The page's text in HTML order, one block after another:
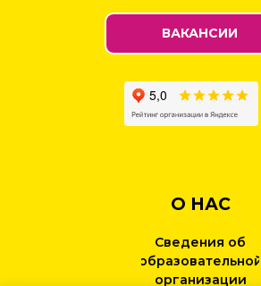
О НАС
ВАКАНСИИ
Сведения об
образовательной
организации